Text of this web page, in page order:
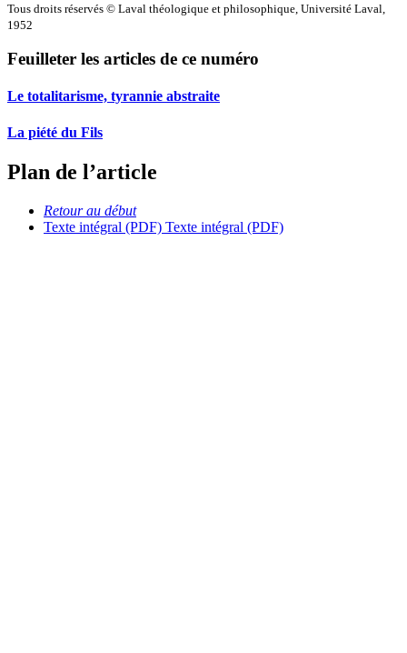
Tous droits réservés © Laval théologique et philosophique, Université Laval,
1952
Feuilleter les articles de ce numéro
Le totalitarisme, tyrannie abstraite
La piété du Fils
Plan de l’article
Retour au début
Texte intégral (PDF) Texte intégral (PDF)